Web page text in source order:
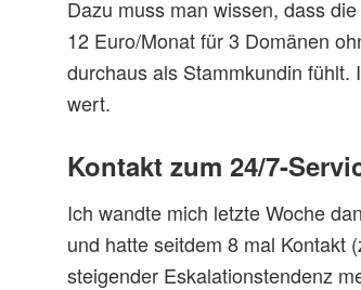
Dazu muss man wissen, dass
12 Euro/Monat für 3 Domänen
durchaus als Stammkundin
wert.
Kontakt zum 24/7-
Ich wandte mich letzte Woche
und hatte seitdem 8 mal Kontakt
steigender Eskalationstendenz